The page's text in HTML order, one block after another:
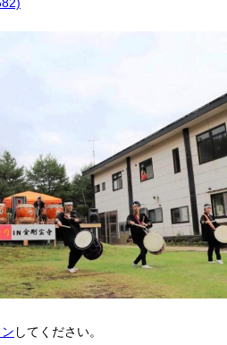
してください。